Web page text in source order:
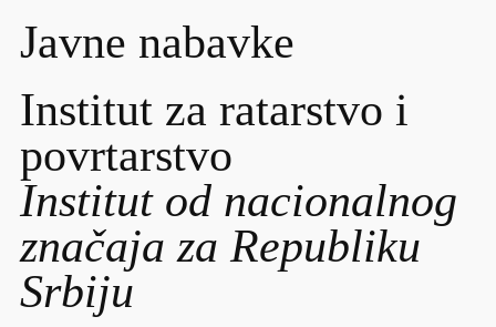
Javne nabavke
Institut za ratarstvo i
povrtarstvo
Institut od nacionalnog
značaja za Republiku
Srbiju